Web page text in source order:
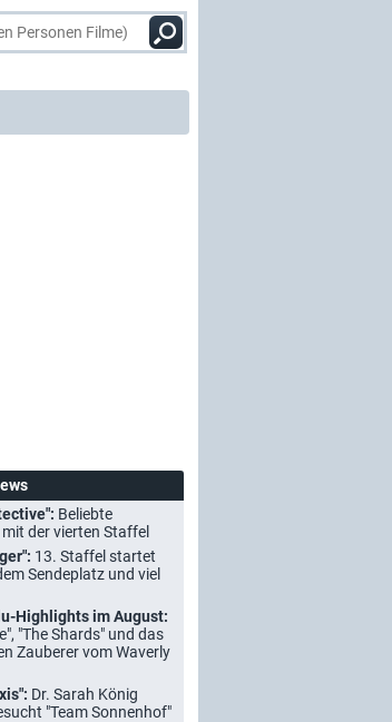
Beliebte
der vierten Staffel
13. Staffel startet
Sendeplatz und viel
Highlights im August:
"The Shards" und das
Zauberer vom Waverly
Dr. Sarah König
"Team Sonnenhof"